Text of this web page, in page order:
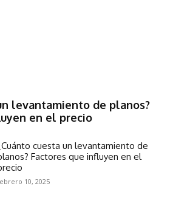
levantamiento de planos?
en el precio
cuesta un levantamiento de
Factores que influyen en el
10, 2025